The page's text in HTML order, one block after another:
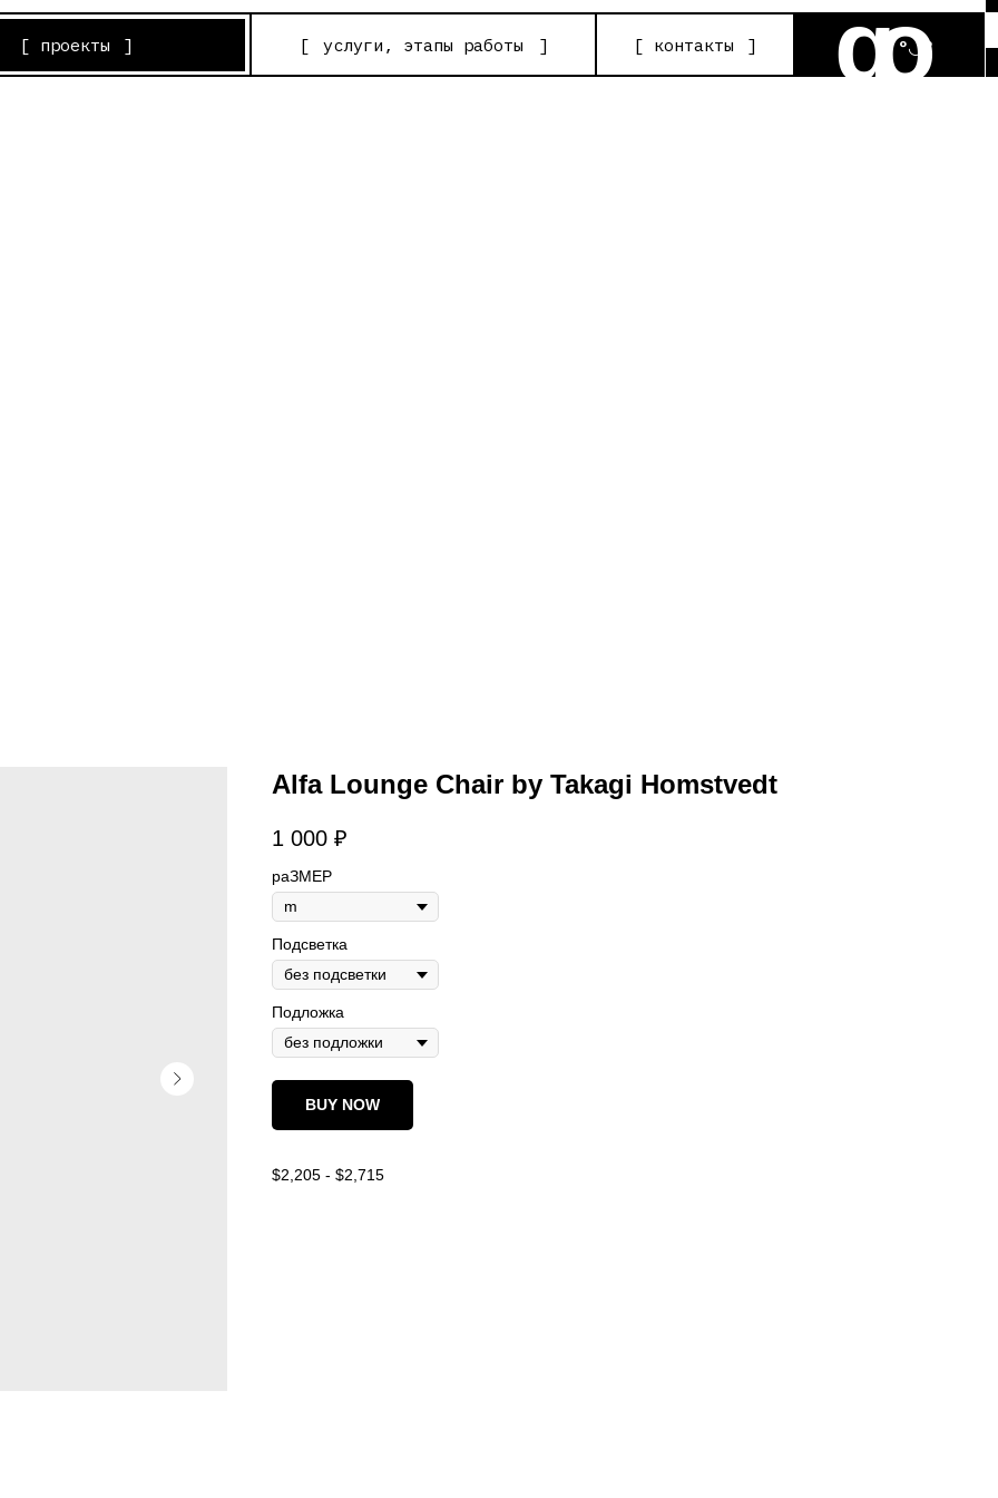
go
°◡°
услуги, этапы работы
] ] контакты
[
Alfa Lounge Chair by Takagi Homstvedt
1 000 ₽
раЗМЕР
Подсветка
Подложка
BUY NOW
$2,205 - $2,715